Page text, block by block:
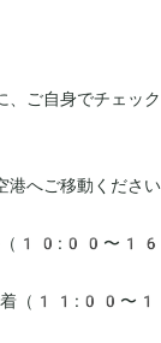
、ご自身でチェッ
へご移動ください
（10:00〜
着（11:00〜